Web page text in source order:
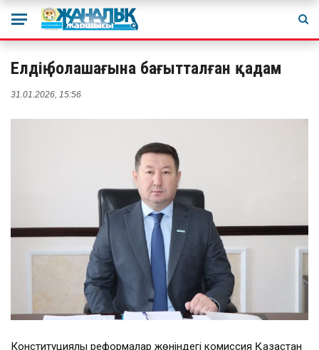
Елдің болашағына бағытталған қадам
31.01.2026, 15:56
Конституциялық реформалар жөніндегі комиссия Қазақстан